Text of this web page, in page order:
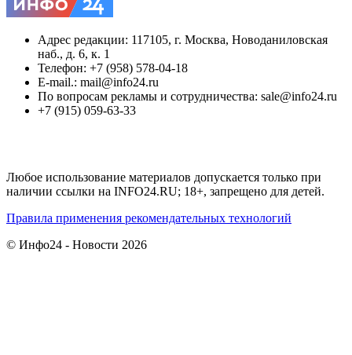
Адрес редакции: 117105, г. Москва, Новоданиловская
наб., д. 6, к. 1
Телефон: +7 (958) 578-04-18
E-mail.: mail@info24.ru
По вопросам рекламы и сотрудничества: sale@info24.ru
+7 (915) 059-63-33
Любое использование материалов допускается только при
наличии ссылки на INFO24.RU; 18+, запрещено для детей.
Правила применения рекомендательных технологий
© Инфо24 - Новости 2026